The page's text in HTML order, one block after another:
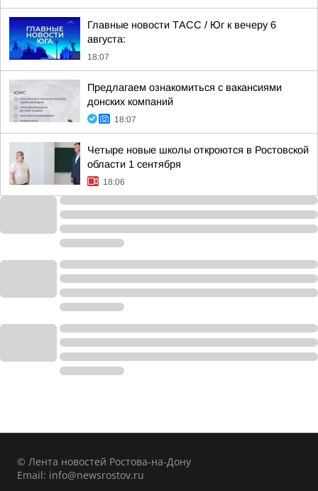
Главные новости ТАСС / Юг к вечеру 6
августа:
18:07
Предлагаем ознакомиться с вакансиями
донских компаний
18:07
Четыре новые школы откроются в Ростовской
области 1 сентября
18:06
© Лента новостей Ростова-на-Дону
Email: info@newsrostov.ru